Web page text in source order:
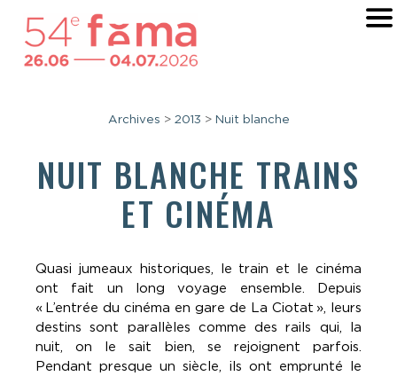
Archives > 2013 > Nuit blanche
NUIT BLANCHE TRAINS
ET CINÉMA
Quasi jumeaux historiques, le train et le cinéma
ont fait un long voyage ensemble. Depuis
« L’entrée du cinéma en gare de La Ciotat », leurs
destins sont parallèles comme des rails qui, la
nuit, on le sait bien, se rejoignent parfois.
Pendant presque un siècle, ils ont emprunté le